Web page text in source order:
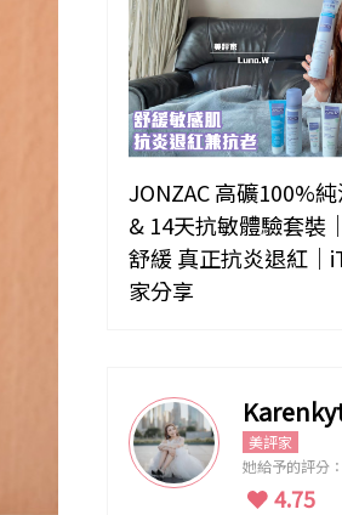
JONZAC 高礦100%
& 14天抗敏體驗套裝
舒緩 真正抗炎退紅｜
家分享
美評家
她給予的評分：
4.75